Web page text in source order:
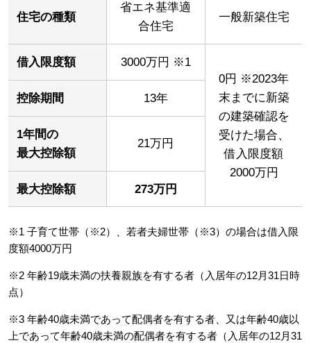
住宅の種類
省エネ基準適
合住宅
一般新築住宅
借入限度額
3000万円 ※1
0円 ※2023年
末までに新築
の建築確認を
受けた場合、
借入限度額
2000万円
控除期間 13年
1年間の
最大控除額
21万円
最大控除額 273万円
※1 子育て世帯（※2）、若者夫婦世帯（※3）の場合は借入限
度額4000万円
※2 年齢19歳未満の扶養親族を有する者（入居年の12月31日時
点）
※3 年齢40歳未満であって配偶者を有する者、又は年齢40歳以
上であって年齢40歳未満の配偶者を有する者（入居年の12月31